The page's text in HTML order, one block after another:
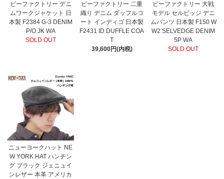
ビーファクトリー デニ
ムワークジャケット 日
本製 F2384 G-3 DENIM
P/O JK WA
SOLD OUT
ビーファクトリー 二重
織り デニム ダッフルコ
ート インディゴ 日本製
F2431 ID DUFFLE COA
T
39,600円(内税)
ビーファクトリー 大戦
モデル セルビッジ デニ
ムパンツ 日本製 F150 W
W2 SELVEDGE DENIM
5P WA
SOLD OUT
ニューヨークハット NE
W YORK HAT ハンチン
グ ブラック ジェニュイ
ンレザー 本革 アメリカ